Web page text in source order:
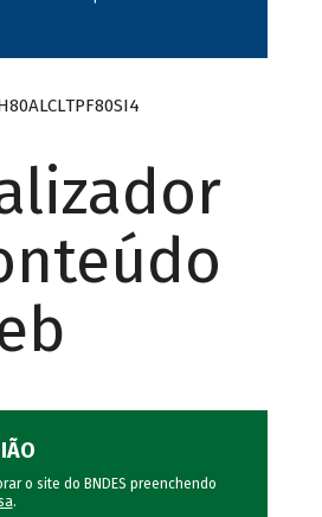
o site do BNDES preenchendo
.